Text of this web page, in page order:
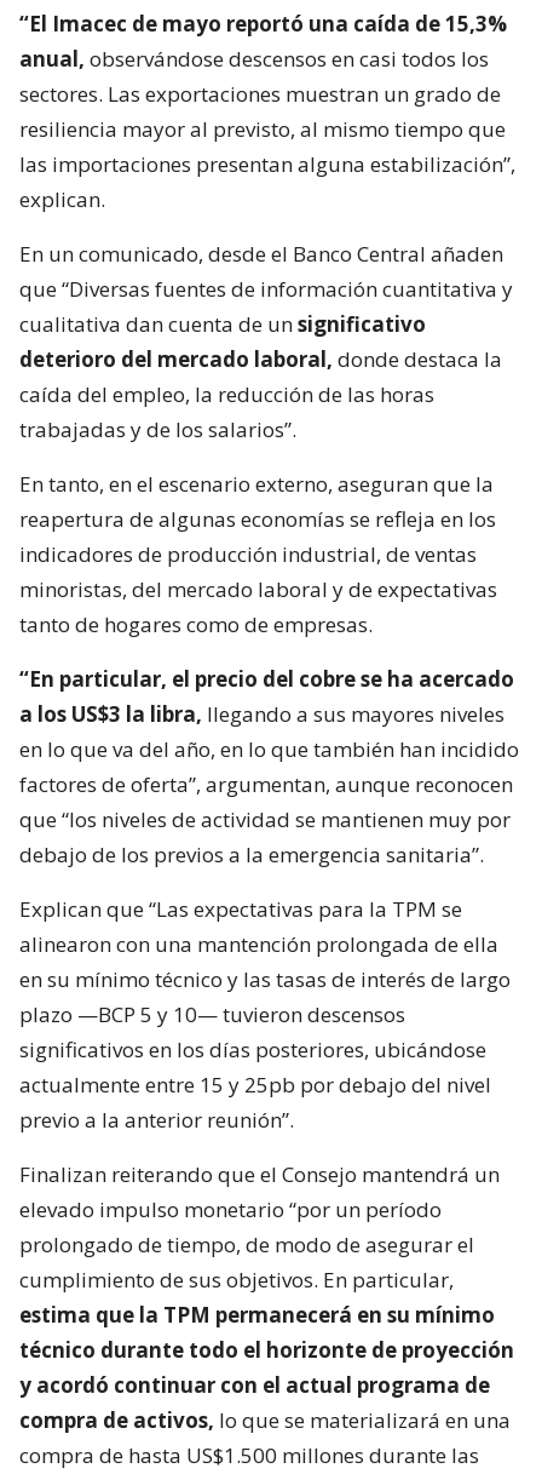
“El Imacec de mayo reportó una caída de 15,3%
anual, observándose descensos en casi todos los
sectores. Las exportaciones muestran un grado de
resiliencia mayor al previsto, al mismo tiempo que
las importaciones presentan alguna estabilización”,
explican.
En un comunicado, desde el Banco Central añaden
que “Diversas fuentes de información cuantitativa y
cualitativa dan cuenta de unsignificativo
deterioro del mercado laboral, donde destaca la
caída del empleo, la reducción de las horas
trabajadas y de los salarios”.
En tanto, en el escenario externo, aseguran que la
reapertura de algunas economías se refleja en los
indicadores de producción industrial, de ventas
minoristas, del mercado laboral y de expectativas
tanto de hogares como de empresas.
“En particular, el precio del cobre se ha acercado
a los US$3 la libra, llegando a sus mayores niveles
en lo que va del año, en lo que también han incidido
factores de oferta”, argumentan, aunque reconocen
que “los niveles de actividad se mantienen muy por
debajo de los previos a la emergencia sanitaria”.
Explican que “Las expectativas para la TPM se
alinearon con una mantención prolongada de ella
en su mínimo técnico y las tasas de interés de largo
plazo —BCP 5 y 10— tuvieron descensos
significativos en los días posteriores, ubicándose
actualmente entre 15 y 25pb por debajo del nivel
previo a la anterior reunión”.
Finalizan reiterando que el Consejo mantendrá un
elevado impulso monetario “por un período
prolongado de tiempo, de modo de asegurar el
cumplimiento de sus objetivos. En particular,
estima que la TPM permanecerá en su mínimo
técnico durante todo el horizonte de proyección
y acordó continuar con el actual programa de
compra de activos, lo que se materializará en una
compra de hasta US$1.500 millones durante las